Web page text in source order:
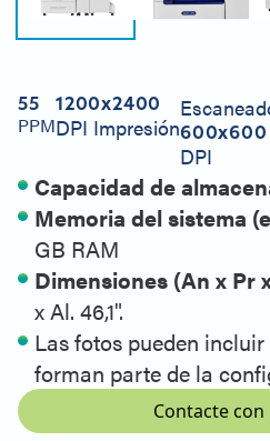
55
PPM
1200x2400
DPI Impresión600x600
DPI
Capacidad de
Memoria del sistema
GB RAM
Dimensiones (An x Pr
x Al. 46,1".
Las fotos pueden
forman parte de la
Contacte